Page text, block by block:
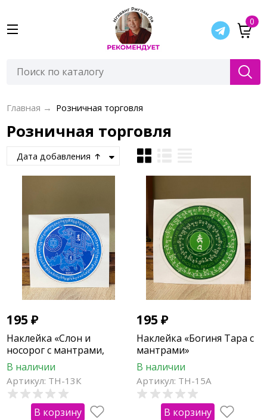
0
Главная → Розничная торговля
Розничная торговля
Дата добавления
195₽
Наклейка «Слон и
носорог с мантрами,
защита от звезды 7»
В наличии
Артикул: ТН-13К
В корзину
195₽
Наклейка «Богиня Тара с
мантрами»
В наличии
Артикул: ТН-15А
В корзину